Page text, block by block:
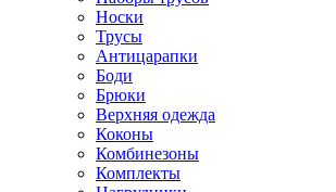
Носки
Трусы
Антицарапки
Боди
Брюки
Верхняя одежда
Коконы
Комбинезоны
Комплекты